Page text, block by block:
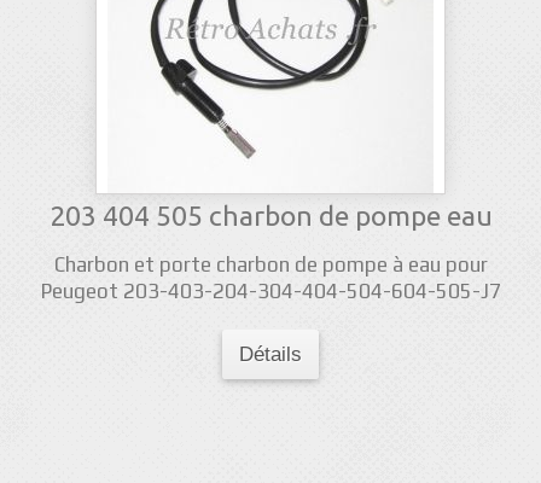
203 404 505 charbon de pompe eau
Charbon et porte charbon de pompe à eau pour
Peugeot 203-403-204-304-404-504-604-505-J7
Détails